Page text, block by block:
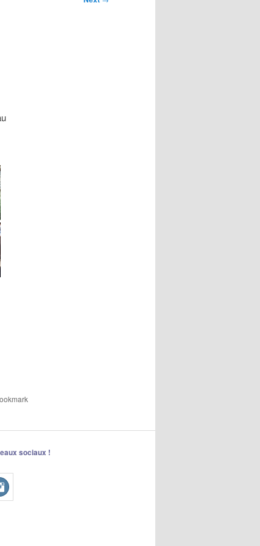
sociaux !